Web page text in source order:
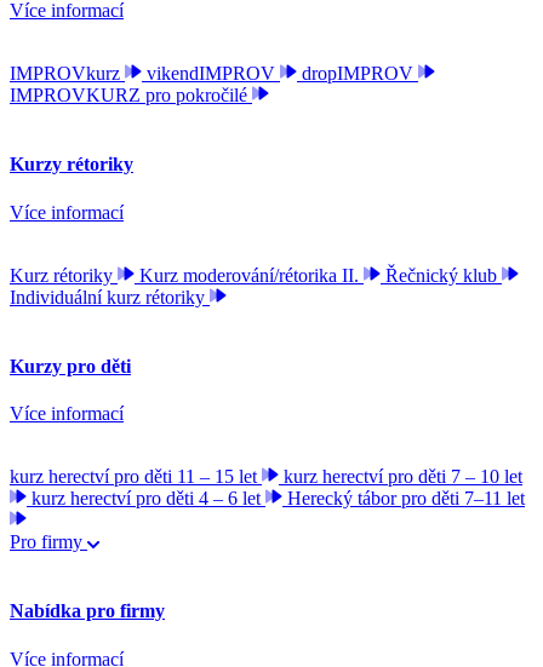
Více informací
IMPROVkurz vikendIMPROV
dropIMPROV
IMPROVKURZ pro pokročilé
Kurzy rétoriky
Více informací
Kurz rétoriky Kurz moderování/rétorika II.
Řečnický klub
Individuální kurz rétoriky
Kurzy pro děti
Více informací
kurz herectví pro děti 11 – 15 let
kurz herectví pro děti 7 – 10 let
kurz herectví pro děti 4 – 6 let
Herecký tábor pro děti 7–11 let
Pro firmy
Nabídka pro firmy
Více informací